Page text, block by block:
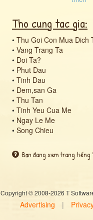
Tho cung tac gia:
• Thu Goi Con Mua Dich
• Vang Trang Ta
• Doi Ta?
• Phut Dau
• Tinh Dau
• Dem,san Ga
• Thu Tan
• Tinh Yeu Cua Me
• Ngay Le Me
• Song Chieu
Bạn đang xem trang tiếng
Copyright © 2008-2026 T
Advertising |